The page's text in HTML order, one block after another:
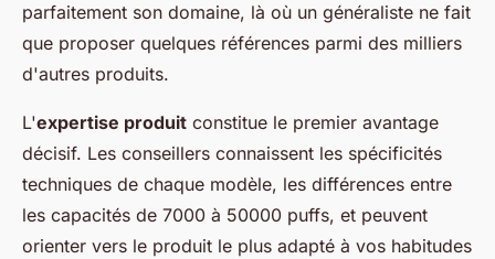
parfaitement son domaine, là où un généraliste ne fait
que proposer quelques références parmi des milliers
d'autres produits.
L'expertise produit constitue le premier avantage
décisif. Les conseillers connaissent les spécificités
techniques de chaque modèle, les différences entre
les capacités de 7000 à 50000 puffs, et peuvent
orienter vers le produit le plus adapté à vos habitudes